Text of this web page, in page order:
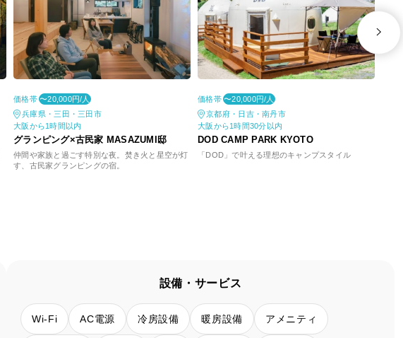
価格帯 〜20,000円/人
兵庫県・三田・三田市
大阪から1時間以内
グランピング×古民家 MASAZUMI邸
仲間や家族と過ごす特別な夜。焚き火と星空が灯
す、古民家グランピングの宿。
価格帯 〜20,000円/人
京都府・日吉・南丹市
大阪から1時間30分以内
DOD CAMP PARK KYOTO
「DOD」で叶える理想のキャンプスタイル
設備・サービス
Wi-Fi AC電源 冷房設備 暖房設備 アメニティ